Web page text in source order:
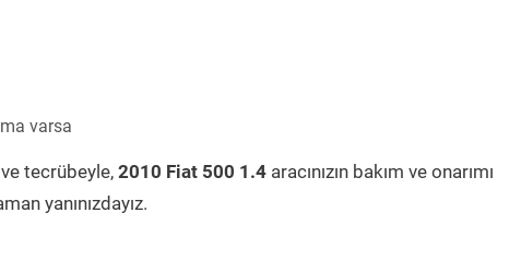
varsa
tecrübeyle, 2010 Fiat 500 1.4 aracınızın bakım ve onarımı
yanınızdayız.